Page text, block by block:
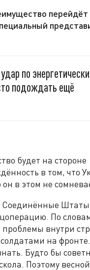
перейдёт
по
подождать ещё
будет на стороне
в том, что
в этом не
Соединённые Штаты
По
внутри
солдатами на
Будто бы
Поэтому